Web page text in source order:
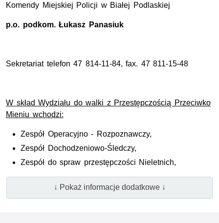
Komendy Miejskiej Policji w Białej Podlaskiej
p.o. podkom.Łukasz Panasiuk
Sekretariat telefon 47 814-11-84, fax. 47 811-15-48
W skład Wydziału do walki z Przestępczością Przeciwko
Mieniu wchodzi:
Zespół Operacyjno - Rozpoznawczy,
Zespół Dochodzeniowo-Śledczy,
Zespół do spraw przestępczości Nieletnich,
↓ Pokaż informacje dodatkowe ↓